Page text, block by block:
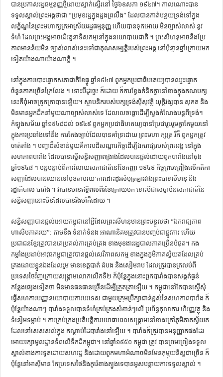
បានប្រកាសរដ្ឋធម្មនុញ្ញថ្មីដោយស្ទាក់ស្ទើរនៅ ថ្ងៃ៦ឧសភា ១៩៤៧។ កាលណោះបាន
ទទួលស្គាល់ព្រះអង្គថាជា “ប្រមុខរដ្ឋក្នុងដួងព្រលឹង” ដែលបានកាត់បន្ថយទ្រង់ទៅក្នុង
លក្ខ័ណ្ឌនៃព្រះមហាក្សត្រអាស្រ័យរដ្ឋធម្មនុញ្ញ ហើយបានទុកអោយ មិនច្បាស់លាស់ នូវ
ទំហំ ដែលព្រះអង្គអាចដើរតួនាទីសកម្មនៅក្នុងនយោបាយជាតិ ។ ព្រះសីហនុអាចនឹងប្រែ
ភាពមានន័យមិន ច្បាស់លាស់នេះទៅជាគុណសម្បត្តិរបស់ព្រះអង្គ នៅប៉ុន្មានឆ្នាំក្រោយមក
ទៀតយ៉ាងណាយ៉ាងណាក្ដី ។
នៅក្នុងការបោះឆ្នោតសភាជាតិខែធ្នូ ឆ្នាំ១៩៤៧ ពួកអ្នកប្រជាធិបតេយ្យបានឈ្នះឆ្នោត
ចំនួនភាគច្រើនក្រៃលែង ។ ទោះបីដូច្នេះ ក៏ដោយ ក៏ការខ្វែងគំនិតគ្នានៅខាងក្នុងគណបក្ស
នេះគឺពុំអាចត្រួតត្រាបានឡើយ។ ស្ថាបនិករបស់បក្សទ្រង់ស៊ីសុវត្ថិ យុត្តិវង្សបាន សុគត និង
មិនមានអ្នកដឹកនាំមួយណាច្បាស់លាស់ទេ ដែលលេចធ្លោដើម្បីស្នងតំណែងបន្តពីទ្រង់។
កំឡុងសម័យ ឆ្នាំ១៩៤៨ដល់ ១៩៤៩ ពួកអ្នកប្រជាធិបតេយ្យបានប្រែជារួបរួមគ្នាតែមួយនៅ
ក្នុងការប្រឆាំងទៅនឹង ការតែងច្បាប់ដែលបានគាំទ្រដោយ ព្រះមហា ក្សត្រ រឺក៏ ពួកអ្នកត្រូវ
ចាត់តាំង ។ បញ្ហាដ៏សំខាន់មួយគឺការបដិសណ្ឋារកិច្ចដើម្បីឯករាជ្យរបស់ព្រះអង្គ នៅក្នុង
សហភាពបារាំង ដែលបានស្នើសន្ធិសញ្ញាពង្រាងដែលបានផ្ដល់ដោយពួកបារាំងនៅចុង
ឆ្នាំ១៩៤៨ ។ បន្តបន្ទាប់ពីការរំលាយសភាជាតិនៅខែកញ្ញា ១៩៤៩ កិច្ចព្រមព្រៀងលើកតិកា
សញ្ញាដែលបានឈានទៅមុខតាមរយៈការដោះដូរសំបុត្រគ្នារវាងព្រះបាទសីហនុ និង
រដ្ឋាភិបាល បារាំង ។ វាបានមានឥទ្ធិពលពីរខែក្រោយមក ទោះបីជាសច្ចាប័នសភាជាតិនៃ
សន្ធិសញ្ញានោះមិនដែលបានរឹងមាំក៏ដោយ ។
សន្ធិសញ្ញាបានផ្ដល់អោយកម្ពុជានៅអ្វីដែលព្រះសីហនុមានព្រះបន្ទូលថា “ឯករាជ្យភាព
ហាសិបភាគរយ”: តាមនឹង ទំនាក់ទំនង អាណានិគមត្រូវបានបញ្ចប់ជាផ្លូវការ ហើយ
ប្រជាជនខ្មែរត្រូវបានគេប្រគល់ការគ្រប់គ្រង ខាងមុខងាររដ្ឋបាលភាគច្រើនបំផុត។ កង
កម្លាំងប្រដាប់អាវុធកម្ពុជាត្រូវបានផ្ដល់សេរីភាពសកម្ម ខាងក្នុងភូមិភាគស្វ័យតដែលគ្រប់
គ្រងដោយខ្លួនឯងដែលរួម មានខេត្តបាត់ ដំបង និងសៀមរាប ដែលត្រូវបានត្រលប់ពី
ប្រទេសថៃវិញក្រោយសង្គ្រាមលោកលើកទី២ ក៏ប៉ុន្តែក្នុងនោះពួកបារាំងបានសង្កត់ធ្ងន់
កន្លែងផ្សេងទៀតថា មិនមានធនធានច្រើនដើម្បីត្រួតត្រាឡើយ ។ កម្ពុជានៅតែបានស្នើសុំ
ធ្វើសហការបញ្ញានយោបាយការបរទេស ជាមួយក្រុមប្រឹក្សាជាន់ខ្ពស់នៃសហភាពបារាំង ក៏
ប៉ុន្តែយ៉ាងណាៗ បារាំងទទួលបានទំហំគ្រប់គ្រងសំខាន់ៗលើ ប្រព័ន្ធតុលាការ ហិរញ្ញវត្ថុ និង
ទំនៀមទម្លាប់ ។ ការគ្រប់គ្រងប្រតិបត្តិការយោធាពេលសង្គ្រាមនៅខាងក្រៅភូមិភាគស្វ័យត
ដែលនៅសេសសល់ក្នុង កណ្ដាប់ដៃបារាំងនៅឡើយ ។ បារាំងក៏ត្រូវបានអនុញ្ញាតផងដែរ
អោយរក្សាមូលដ្ឋានទ័ពលើទឹកដីកម្ពុជា។ នៅឆ្នាំ១៩៥០ កម្ពុជា ត្រូវ បានព្រមព្រៀងទទួល
ស្គាល់ខាងការទូតដោយសហរដ្ឋ និងដោយពួកមហាអំណាចមិនមែនកុម្មុយនិស្តជាច្រើន ក៏
ប៉ុន្តែនៅអាស៊ីមាន តែប្រទេសថៃនិងកូរ៉េខាងត្បូងទេបានអូសបន្លាយការទទួលស្គាល់ ។